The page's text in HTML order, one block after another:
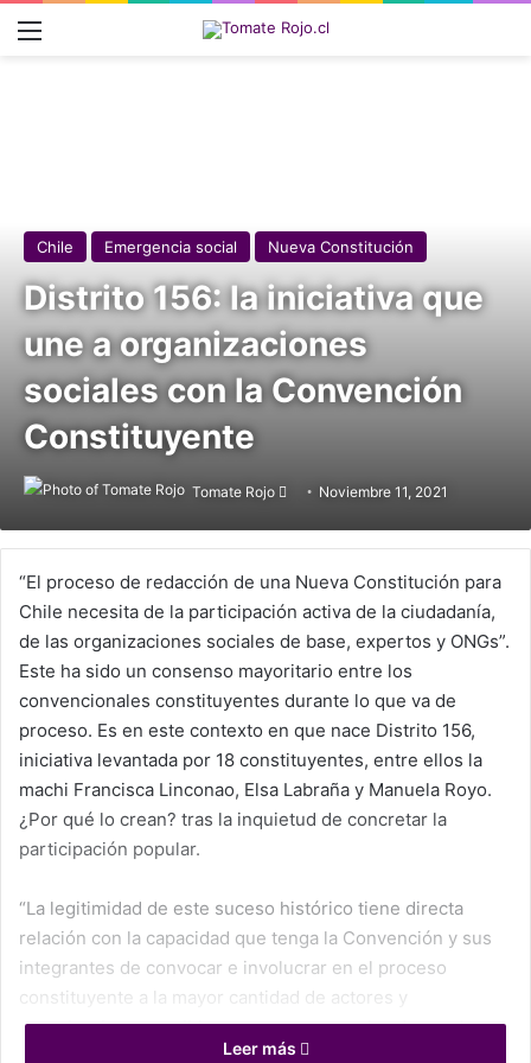
Chile Emergencia social Nueva Constitución
Distrito 156: la iniciativa que
une a organizaciones
sociales con la Convención
Constituyente
Tomate Rojo
Follow
X
Noviembre 11, 2021
“El proceso de redacción de una Nueva Constitución para
Chile necesita de la participación activa de la ciudadanía,
de las organizaciones sociales de base, expertos y ONGs”.
Este ha sido un consenso mayoritario entre los
convencionales constituyentes durante lo que va de
proceso. Es en este contexto en que nace Distrito 156,
iniciativa levantada por 18 constituyentes, entre ellos la
machi Francisca Linconao, Elsa Labraña y Manuela Royo.
¿Por qué lo crean? tras la inquietud de concretar la
participación popular.
“La legitimidad de este suceso histórico tiene directa
relación con la capacidad que tenga la Convención y sus
integrantes de convocar e involucrar en el proceso
constituyente a la mayor cantidad de actores y
organizaciones posibles —que conozcan las demandas e
inquietudes de la sociedad—, lo que constituye las bases
Leer más